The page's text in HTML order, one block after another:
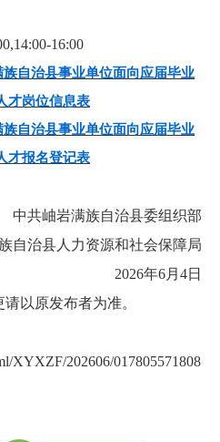
16:00
自治县事业单位面向应届毕业
才岗位信息表
自治县事业单位面向应届毕业
才报名登记表
中共岫岩满族自治县委组织部
自治县人力资源和社会保障局
2026年6月4日
以原发布者为准。
XYXZF/202606/017805571808